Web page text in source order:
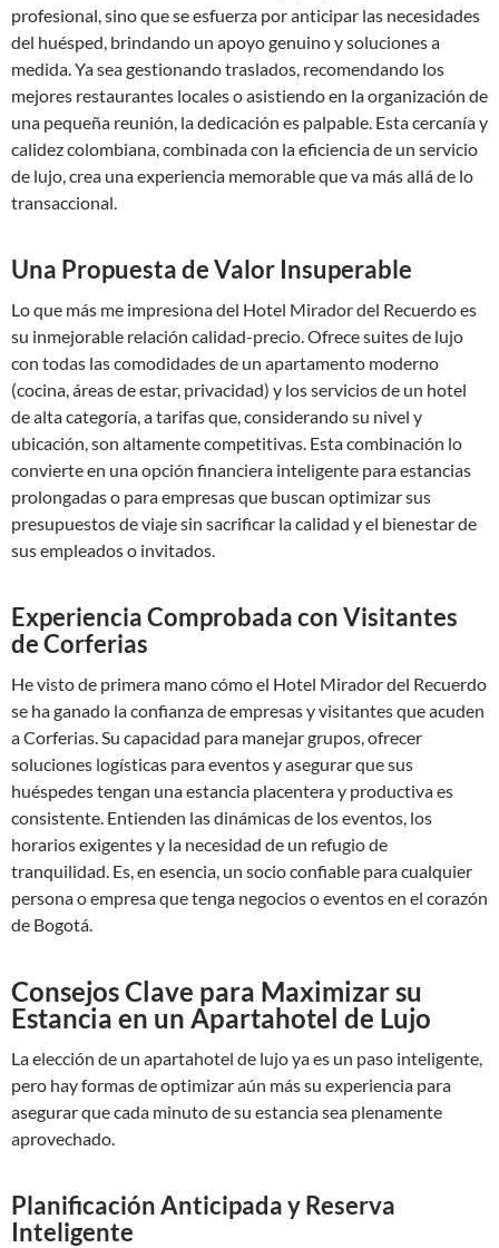
profesional, sino que se esfuerza por anticipar las necesidades
del huésped, brindando un apoyo genuino y soluciones a
medida. Ya sea gestionando traslados, recomendando los
mejores restaurantes locales o asistiendo en la organización de
una pequeña reunión, la dedicación es palpable. Esta cercanía y
calidez colombiana, combinada con la eficiencia de un servicio
de lujo, crea una experiencia memorable que va más allá de lo
transaccional.
Una Propuesta de Valor Insuperable
Lo que más me impresiona del Hotel Mirador del Recuerdo es
su inmejorable relación calidad-precio. Ofrece suites de lujo
con todas las comodidades de un apartamento moderno
(cocina, áreas de estar, privacidad) y los servicios de un hotel
de alta categoría, a tarifas que, considerando su nivel y
ubicación, son altamente competitivas. Esta combinación lo
convierte en una opción financiera inteligente para estancias
prolongadas o para empresas que buscan optimizar sus
presupuestos de viaje sin sacrificar la calidad y el bienestar de
sus empleados o invitados.
Experiencia Comprobada con Visitantes
de Corferias
He visto de primera mano cómo el Hotel Mirador del Recuerdo
se ha ganado la confianza de empresas y visitantes que acuden
a Corferias. Su capacidad para manejar grupos, ofrecer
soluciones logísticas para eventos y asegurar que sus
huéspedes tengan una estancia placentera y productiva es
consistente. Entienden las dinámicas de los eventos, los
horarios exigentes y la necesidad de un refugio de
tranquilidad. Es, en esencia, un socio confiable para cualquier
persona o empresa que tenga negocios o eventos en el corazón
de Bogotá.
Consejos Clave para Maximizar su
Estancia en un Apartahotel de Lujo
La elección de un apartahotel de lujo ya es un paso inteligente,
pero hay formas de optimizar aún más su experiencia para
asegurar que cada minuto de su estancia sea plenamente
aprovechado.
Planificación Anticipada y Reserva
Inteligente